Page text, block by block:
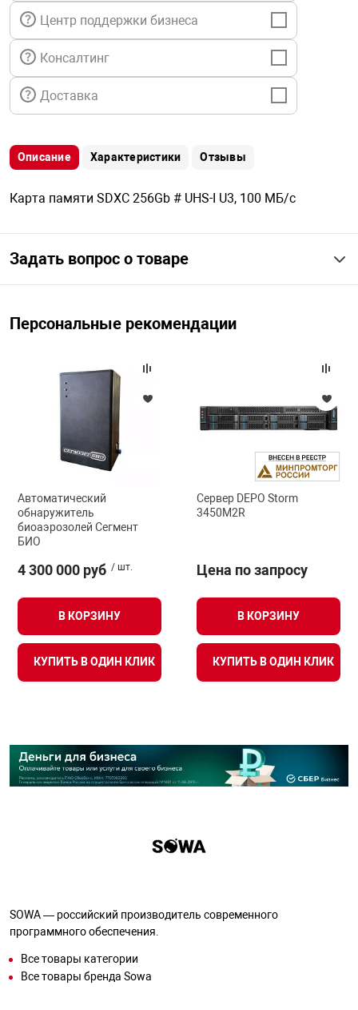
техника
автомобили
информации
техника
средства охраны
безопасность
оборудование
Центр поддержки бизнеса
Консалтинг
Доставка
Описание Характеристики Отзывы
Карта памяти SDXC 256Gb # UHS-I U3, 100 МБ/с
Задать вопрос о товаре
Персональные рекомендации
Автоматический
обнаружитель
биоаэрозолей Сегмент
БИО
4 300 000 руб / шт.
В КОРЗИНУ
КУПИТЬ В ОДИН КЛИК
Сервер DEPO Storm
3450M2R
Цена по запросу
В КОРЗИНУ
КУПИТЬ В ОДИН КЛИК
SOWA — российский производитель современного
программного обеспечения.
Все товары категории
Все товары бренда Sowa